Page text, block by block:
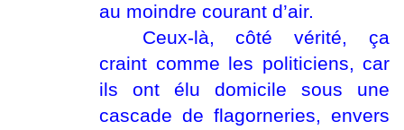
au moindre courant d’air.
Ceux-là, côté vérité, ça
craint comme les politiciens, car
ils ont élu domicile sous une
cascade de flagorneries, envers